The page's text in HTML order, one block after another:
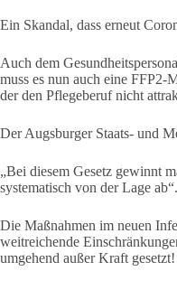
Ein Skandal, dass erneut
Auch dem
muss es nun auch eine FFP2-
der den Pflegeberuf nicht
Der Augsburger Staats- und
„Bei diesem Gesetz gewinnt
systematisch von der Lage
Die Maßnahmen im neuen
weitreichende
umgehend außer Kraft gesetzt!